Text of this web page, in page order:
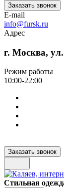
Заказать звонок
E-mail
info@fursk.ru
Адрес
г. Москва,
Режим работы
10:00-22:00
Заказать звонок
Стильная